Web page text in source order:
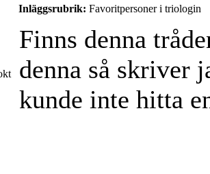
Inläggsrubrik: Favoritpersoner i triologin
Finns denna
denna så skriver
kunde inte hitta